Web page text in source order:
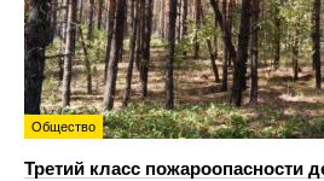
Общество
Третий класс пожароопасности